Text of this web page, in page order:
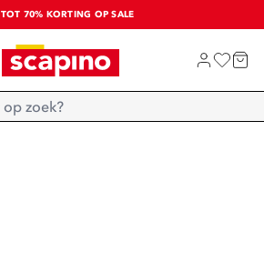
TOT 70% KORTING OP SALE
SALE: LAATSTE KANS!
SHOP NIEUW
Home